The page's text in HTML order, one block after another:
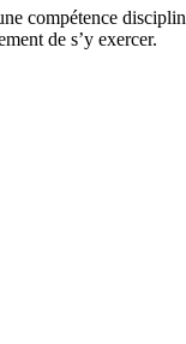
compétence
de s’y exercer.